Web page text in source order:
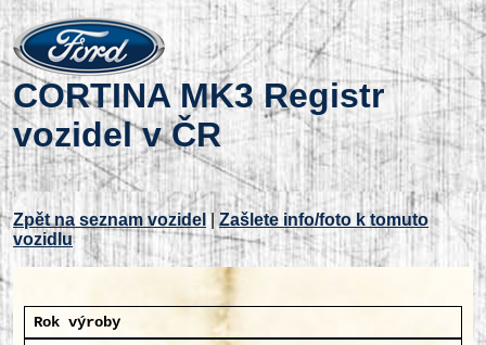
CORTINA MK3 Registr
vozidel v ČR
Zpět na seznam vozidel
Zašlete info/foto k tomuto
vozidlu
Rok výroby